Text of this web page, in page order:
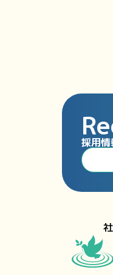
採用情